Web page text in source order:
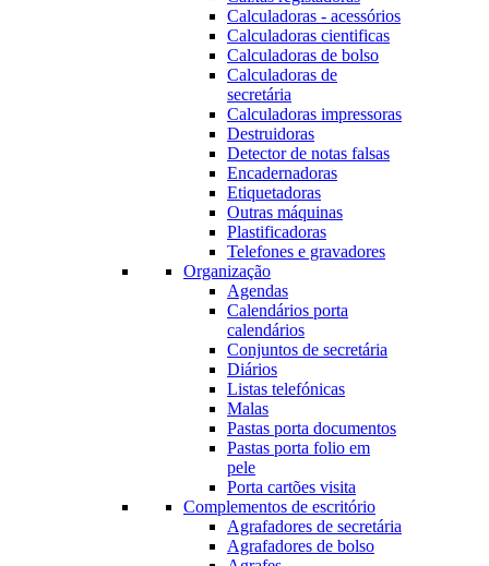
Calculadoras - acessórios
Calculadoras cientificas
Calculadoras de bolso
Calculadoras de
secretária
Calculadoras impressoras
Destruidoras
Detector de notas falsas
Encadernadoras
Etiquetadoras
Outras máquinas
Plastificadoras
Telefones e gravadores
Organização
Agendas
Calendários porta
calendários
Conjuntos de secretária
Diários
Listas telefónicas
Malas
Pastas porta documentos
Pastas porta folio em
pele
Porta cartões visita
Complementos de escritório
Agrafadores de secretária
Agrafadores de bolso